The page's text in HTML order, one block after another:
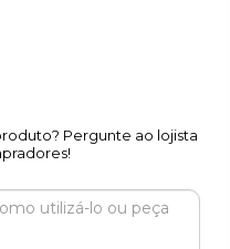
Pergunte ao lojista